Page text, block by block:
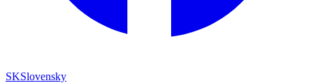
SKSlovensky